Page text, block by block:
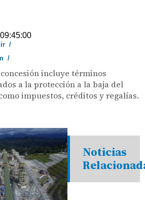
/
/
incluye términos
a la protección a la baja del
impuestos, créditos y regalías.
Noticias